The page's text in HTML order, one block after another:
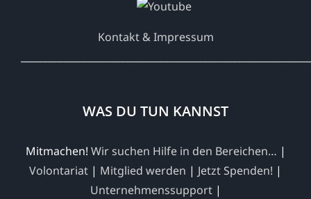
Kontakt & Impressum
WAS DU TUN KANNST
Mitmachen! Wir suchen Hilfe in den Bereichen… |
Volontariat | Mitglied werden | Jetzt Spenden! |
Unternehmenssupport|